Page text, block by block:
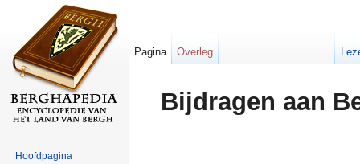
Bijdragen aan
Pagina Overleg
Hoofdpagina